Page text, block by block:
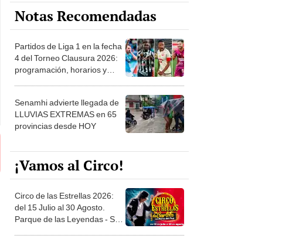
Notas Recomendadas
Partidos de Liga 1 en la fecha
4 del Torneo Clausura 2026:
programación, horarios y
Senamhi advierte llegada de
LLUVIAS EXTREMAS en 65
provincias desde HOY
¡Vamos al Circo!
Circo de las Estrellas 2026:
del 15 Julio al 30 Agosto.
Parque de las Leyendas - San